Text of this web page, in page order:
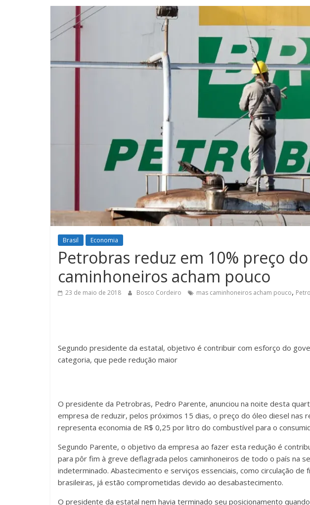
Brasil Economia
Petrobras reduz em 10% preço
caminhoneiros acham pouco
23 de maio de 2018 Bosco Cordeiro mas caminhoneiros acham pouco,
Segundo presidente da estatal, objetivo é contribuir com esforço do
categoria, que pede redução maior
O presidente da Petrobras, Pedro Parente, anunciou na noite desta
empresa de reduzir, pelos próximos 15 dias, o preço do óleo diesel nas
representa economia de R$ 0,25 por litro do combustível para o
Segundo Parente, o objetivo da empresa ao fazer esta redução é
para pôr fim à greve deflagrada pelos caminhoneiros de todo o país na
indeterminado. Abastecimento e serviços essenciais, como circulação de
brasileiras, já estão comprometidas devido ao desabastecimento.
O presidente da estatal nem havia terminado seu posicionamento